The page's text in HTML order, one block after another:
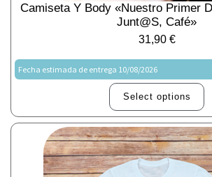
Camiseta Y Body «Nuestro Primer
Junt@s, Café»
31,90 €
Fecha estimada de entrega 10/08/2026
Select options